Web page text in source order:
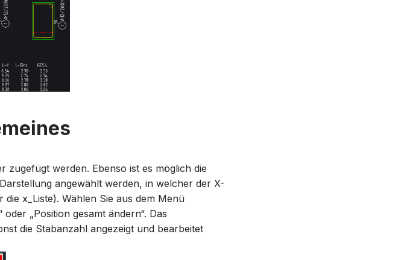
werden. Ebenso ist es möglich die
angewählt werden, in welcher der X-
x_Liste). Wählen Sie aus dem Menü
„Position gesamt ändern“. Das
die Stabanzahl angezeigt und bearbeitet